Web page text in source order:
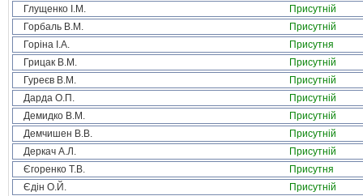
Глущенко І.М.
Присутній
Горбаль В.М.
Присутній
Горіна І.А.
Присутня
Грицак В.М.
Присутній
Гуреєв В.М.
Присутній
Дарда О.П.
Присутній
Демидко В.М.
Присутній
Демчишен В.В.
Присутній
Деркач А.Л.
Присутній
Єгоренко Т.В.
Присутня
Єдін О.Й.
Присутній